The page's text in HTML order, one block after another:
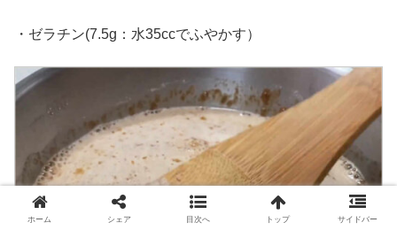
・ゼラチン(7.5g：水35ccでふやかす）
ホーム シェア 目次へ トップ サイドバー